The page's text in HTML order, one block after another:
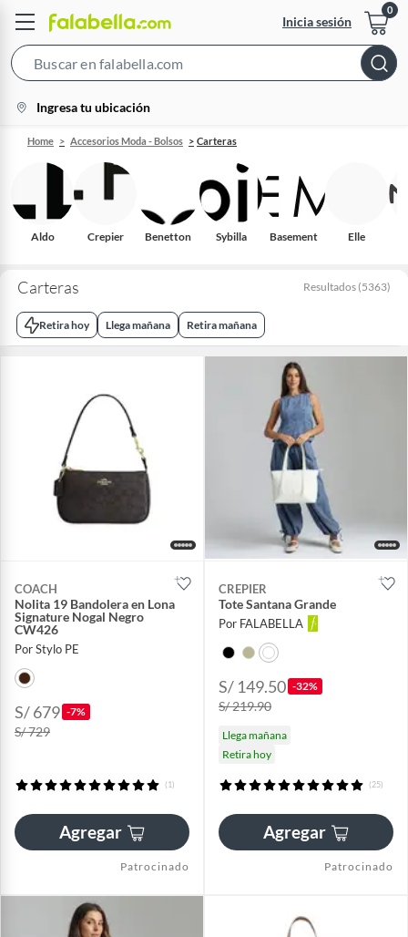
Inicia sesión
Bar
location-
icon
Ingresa tu ubicación
Home Accesorios Moda - Bolsos Carteras
Aldo Crepier Benetton Sybilla Basement Elle
Carteras Resultados (5363)
Retira hoy Llega mañana Retira mañana
COACH
Nolita 19 Bandolera en Lona
Signature Nogal Negro
CW426
Por Stylo PE
S/ 679 -7%
S/ 729
(1)
Agregar
Patrocinado
CREPIER
Tote Santana Grande
Por FALABELLA
S/ 149.50 -32%
S/ 219.90
Llega mañana
Retira hoy
(25)
Agregar
Patrocinado